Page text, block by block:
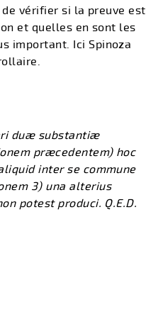
vérifier si la preuve est
et quelles en sont les
important. Ici Spinoza
duæ substantiæ
præcedentem) hoc
inter se commune
3) una alterius
potest produci. Q.E.D.